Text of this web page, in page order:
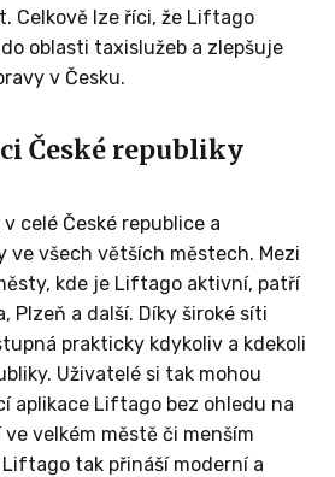
Celkově lze říci, že Liftago
oblasti taxislužeb a zlepšuje
v Česku.
České republiky
celé České republice a
ve všech větších městech. Mezi
kde je Liftago aktivní, patří
Plzeň a další. Díky široké síti
prakticky kdykoliv a kdekoli
Uživatelé si tak mohou
aplikace Liftago bez ohledu na
velkém městě či menším
tak přináší moderní a